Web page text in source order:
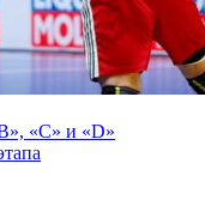
«С» и «D»